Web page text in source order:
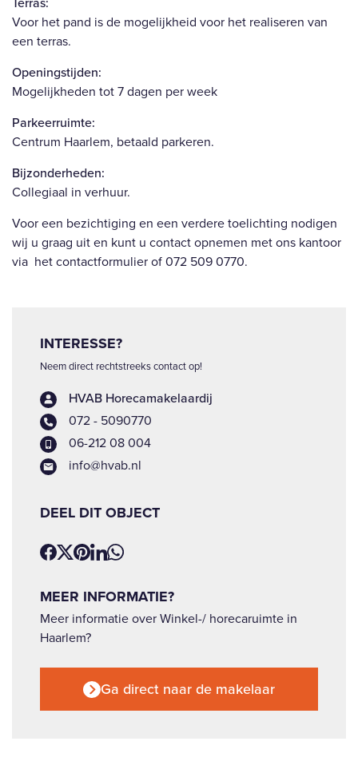
Voor het pand is de mogelijkheid voor het realiseren van
een terras.
Openingstijden:
Mogelijkheden tot 7 dagen per week
Parkeerruimte:
Centrum Haarlem, betaald parkeren.
Bijzonderheden:
Collegiaal in verhuur.
Voor een bezichtiging en een verdere toelichting nodigen
wij u graag uit en kunt u contact opnemen met ons kantoor
via het contactformulier of 072 509 0770.
INTERESSE?
Neem direct rechtstreeks contact op!
HVAB Horecamakelaardij
072 - 5090770
06-212 08 004
info@hvab.nl
DEEL DIT OBJECT
MEER INFORMATIE?
Meer informatie over Winkel-/ horecaruimte in
Haarlem?
Ga direct naar de makelaar